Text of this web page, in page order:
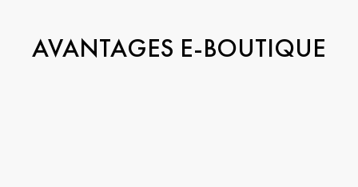
AVANTAGES E-BOUTIQUE